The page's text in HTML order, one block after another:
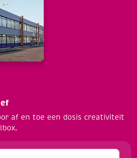
af en toe een dosis creativiteit